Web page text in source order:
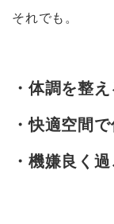
それでも。
・体調を整
・快適空間
・機嫌良く